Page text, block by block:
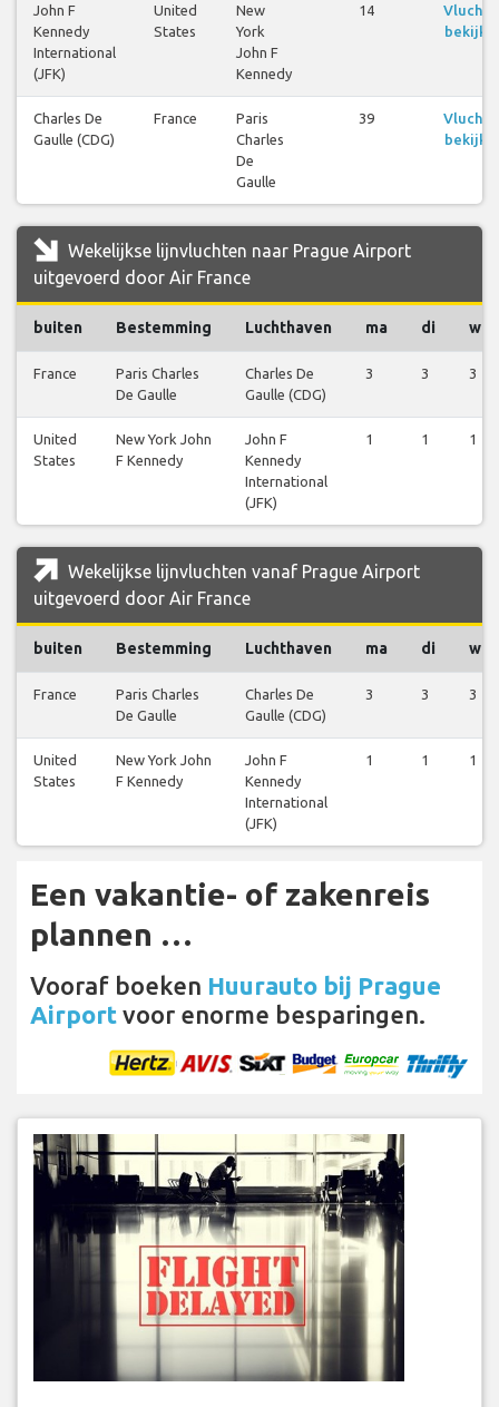
John F
Kennedy
International
(JFK)
United
States
New
York
John F
Kennedy
14
Charles De
Gaulle (CDG)
France
Paris
Charles
De
Gaulle
39
Wekelijkse lijnvluchten naar Prague Airport
uitgevoerd door Air France
buiten Bestemming Luchthaven ma di wo
France
Paris Charles
De Gaulle
Charles De
Gaulle (CDG)
3 3 3
United
States
New York John
F Kennedy
John F
Kennedy
International
(JFK)
1 1 1
Wekelijkse lijnvluchten vanaf Prague Airport
uitgevoerd door Air France
buiten Bestemming Luchthaven ma di wo
France
Paris Charles
De Gaulle
Charles De
Gaulle (CDG)
3 3 3
United
States
New York John
F Kennedy
John F
Kennedy
International
(JFK)
1 1 1
Een vakantie- of zakenreis
plannen …
Vooraf boeken Huurauto bij Prague
Airport voor enorme besparingen.